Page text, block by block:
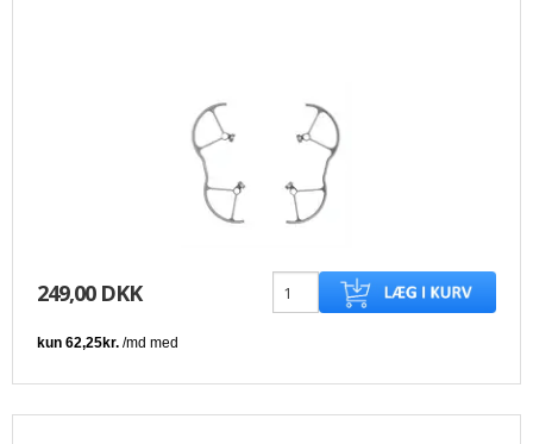
249,00 DKK